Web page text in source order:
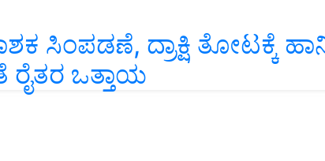
ಸಿಂಪಡಣೆ, ದ್ರಾಕ್ಷಿ ತೋಟಕ್ಕೆ ಹಾನಿ,
ಒತ್ತಾಯ